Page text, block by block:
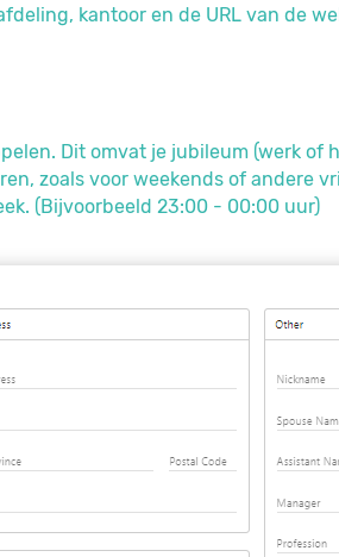
kantoor en de URL van de
Dit omvat je jubileum (werk of
zoals voor weekends of andere
(Bijvoorbeeld 23:00 - 00:00 uur)